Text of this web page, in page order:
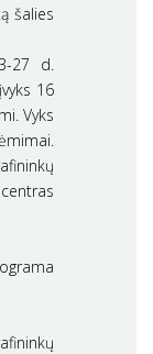
šalies
27 d.
16
Vyks